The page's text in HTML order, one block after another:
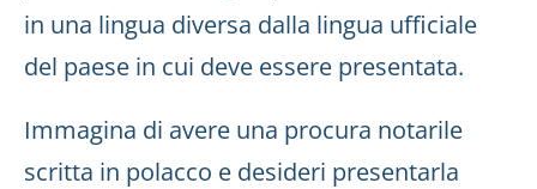
in una lingua diversa dalla lingua ufficiale
del paese in cui deve essere presentata.
Immagina di avere una procura notarile
scritta in polacco e desideri presentarla